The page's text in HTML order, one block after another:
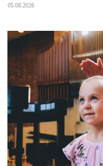
05.08.2026